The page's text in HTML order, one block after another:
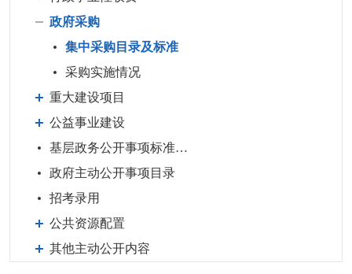
政府采购
集中采购目录及标准
采购实施情况
重大建设项目
公益事业建设
基层政务公开事项标准目录
政府主动公开事项目录
招考录用
公共资源配置
其他主动公开内容